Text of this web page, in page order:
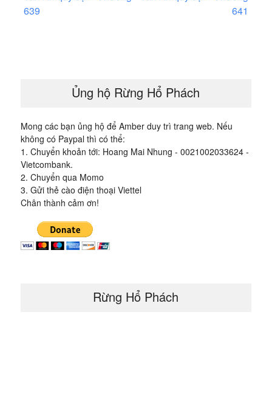
hướng
639
641
Ủng hộ Rừng Hổ Phách
Mong các bạn ủng hộ để Amber duy trì trang web. Nếu
không có Paypal thì có thể:
1. Chuyển khoản tới: Hoang Mai Nhung - 0021002033624 -
Vietcombank.
2. Chuyển qua Momo
3. Gửi thẻ cào điện thoại Viettel
Chân thành cảm ơn!
Rừng Hổ Phách